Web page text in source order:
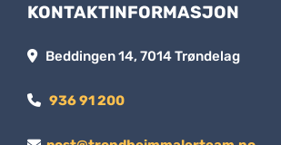
KONTAKTINFORMASJON
Beddingen 14, 7014 Trøndelag
 936 91 200